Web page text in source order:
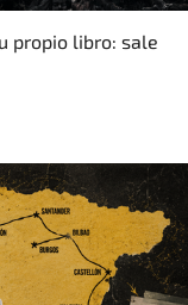
propio libro: sale